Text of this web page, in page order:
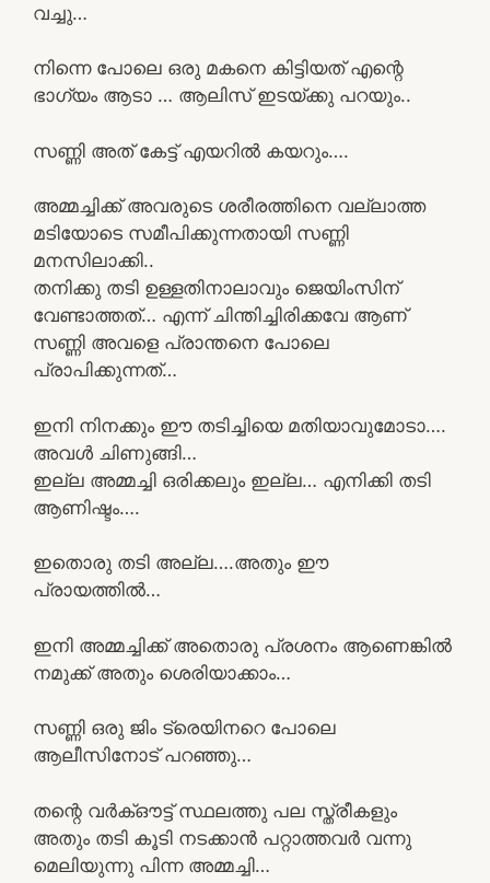
വച്ചു…
നിന്നെ പോലെ ഒരു മകനെ കിട്ടിയത് എന്റെ
ഭാഗ്യം ആടാ … ആലിസ് ഇടയ്ക്കു പറയും..
സണ്ണി അത് കേട്ട് എയറിൽ കയറും….
അമ്മച്ചിക്ക് അവരുടെ ശരീരത്തിനെ വല്ലാത്ത
മടിയോടെ സമീപിക്കുന്നതായി സണ്ണി
മനസിലാക്കി..
തനിക്കു തടി ഉള്ളതിനാലാവും ജെയിംസിന്
വേണ്ടാത്തത്… എന്ന് ചിന്തിച്ചിരിക്കവേ ആണ്
സണ്ണി അവളെ പ്രാന്തനെ പോലെ
പ്രാപിക്കുന്നത്…
ഇനി നിനക്കും ഈ തടിച്ചിയെ മതിയാവുമോടാ….
അവൾ ചിണുങ്ങി…
ഇല്ല അമ്മച്ചി ഒരിക്കലും ഇല്ല… എനിക്കി തടി
ആണിഷ്ടം….
ഇതൊരു തടി അല്ല….അതും ഈ
പ്രായത്തിൽ…
ഇനി അമ്മച്ചിക്ക് അതൊരു പ്രശനം ആണെങ്കിൽ
നമുക്ക് അതും ശെരിയാക്കാം…
സണ്ണി ഒരു ജിം ട്രെയിനറെ പോലെ
ആലീസിനോട് പറഞ്ഞു…
തന്റെ വർക്ഔട്ട് സ്ഥലത്തു പല സ്ത്രീകളും
അതും തടി കൂടി നടക്കാൻ പറ്റാത്തവർ വന്നു
മെലിയുന്നു പിന്ന അമ്മച്ചി…